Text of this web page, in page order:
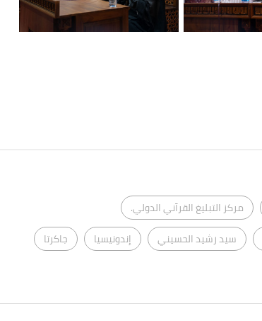
مركز التبليغ القرآني الدولي.
سيد رشيد الحسيني إندونيسيا جاكرتا